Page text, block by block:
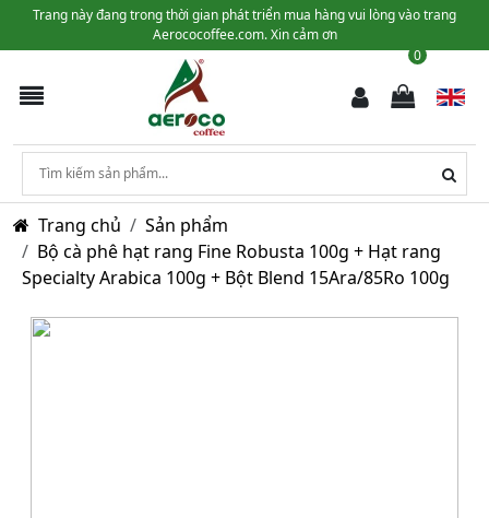
Trang này đang trong thời gian phát triển mua hàng vui lòng vào trang
Aerococoffee.com. Xin cảm ơn
0
Trang chủ
Sản phẩm
Bộ cà phê hạt rang Fine Robusta 100g + Hạt rang
Specialty Arabica 100g + Bột Blend 15Ara/85Ro 100g